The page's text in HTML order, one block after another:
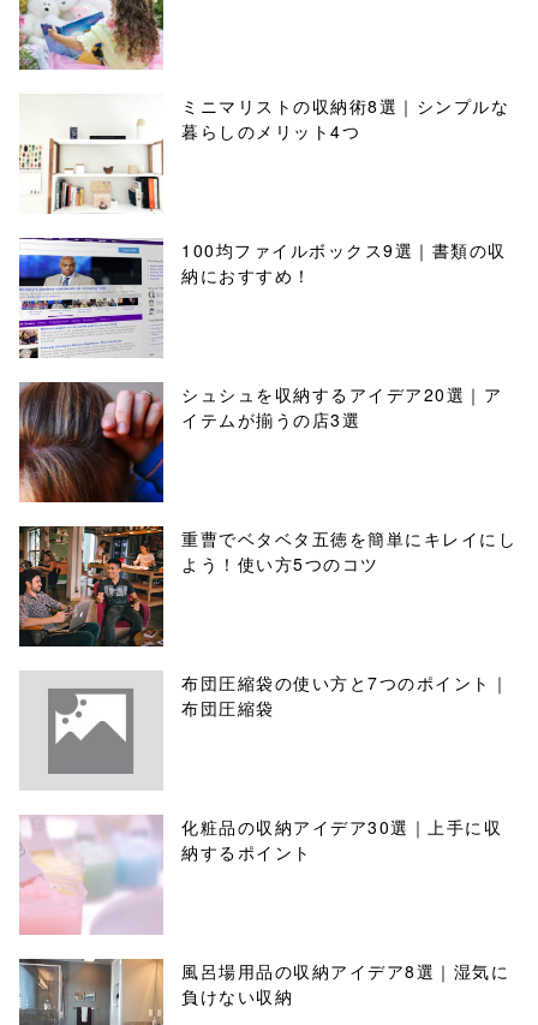
ミニマリストの収納術8選｜シンプルな
暮らしのメリット4つ
100均ファイルボックス9選｜書類の収
納におすすめ！
シュシュを収納するアイデア20選｜ア
イテムが揃うの店3選
重曹でベタベタ五徳を簡単にキレイにし
よう！使い方5つのコツ
布団圧縮袋の使い方と7つのポイント｜
布団圧縮袋
化粧品の収納アイデア30選｜上手に収
納するポイント
風呂場用品の収納アイデア8選｜湿気に
負けない収納